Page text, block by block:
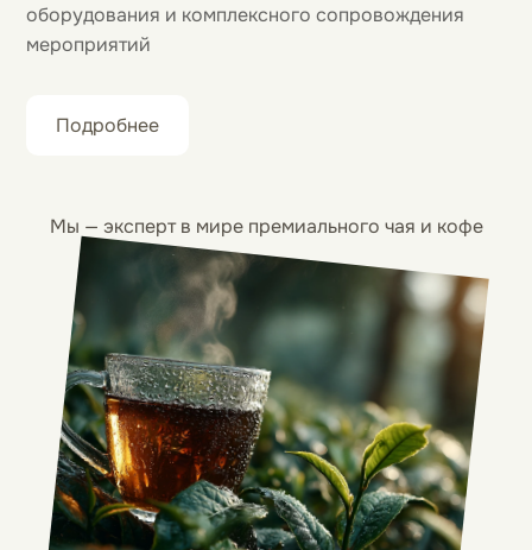
оборудования и комплексного сопровождения
мероприятий
Подробнее
Мы — эксперт в мире премиального чая и кофе